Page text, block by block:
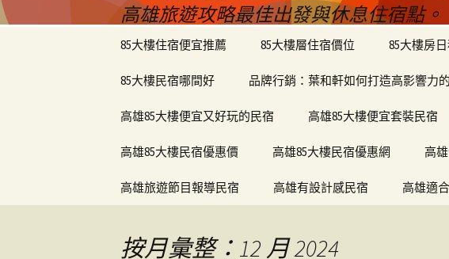
高雄旅遊攻略最佳出發與休息住宿點。
85大樓住宿便宜推薦 85大樓層住宿價位 85大樓房
85大樓民宿哪間好 品牌行銷：葉和軒如何打造高影響力
高雄85大樓便宜又好玩的民宿 高雄85大樓便宜套裝民宿
高雄85大樓民宿優惠價 高雄85大樓民宿優惠網 高
高雄旅遊節目報導民宿 高雄有設計感民宿 高雄適
按月彙整：12 月 2024